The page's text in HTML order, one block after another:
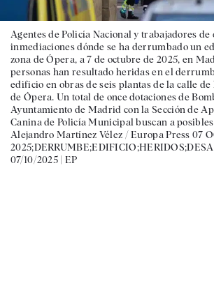
Agentes de Policía Nacional y trabajadores de
inmediaciones dónde se ha derrumbado un
zona de Ópera, a 7 de octubre de 2025, en
personas han resultado heridas en el
edificio en obras de seis plantas de la calle de
de Ópera. Un total de once dotaciones de
Ayuntamiento de Madrid con la Sección de
Canina de Policía Municipal buscan a
Alejandro Martínez Vélez / Europa Press 07
07/10/2025 | EP